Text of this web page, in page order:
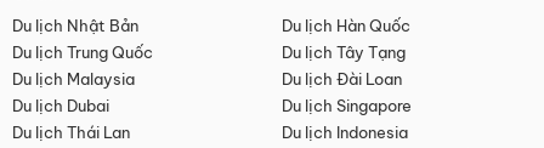
Du lịch Nhật Bản
Du lịch Hàn Quốc
Du lịch Trung Quốc
Du lịch Tây Tạng
Du lịch Malaysia
Du lịch Đài Loan
Du lịch Dubai
Du lịch Singapore
Du lịch Thái Lan
Du lịch Indonesia